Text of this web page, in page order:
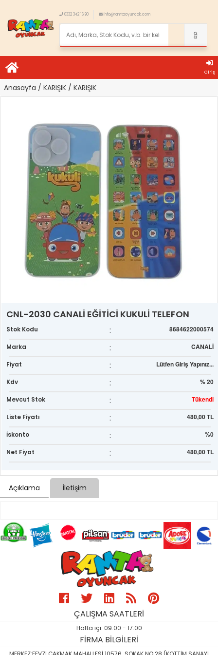
0332 342 16 90 info@ramtaoyuncak.com
Giriş
Anasayfa / KARIŞIK / KARIŞIK
CNL-2030 CANALİ EĞİTİCİ KUKULİ TELEFON
Stok Kodu : 8684622000574
Marka : CANALİ
Fiyat : Lütfen Giriş Yapınız...
Kdv : % 20
Mevcut Stok : Tükendi
Liste Fiyatı : 480,00 TL
İskonto : %0
Net Fiyat : 480,00 TL
Açıklama İletişim
ÇALIŞMA SAATLERİ
Hafta içi: 09:00 - 17:00
FİRMA BİLGİLERİ